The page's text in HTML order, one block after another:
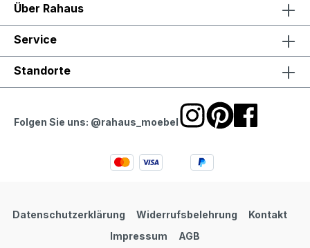
Über Rahaus
Service
Standorte
Folgen Sie uns: @rahaus_moebel
Datenschutzerklärung Widerrufsbelehrung
Kontakt
Impressum
AGB